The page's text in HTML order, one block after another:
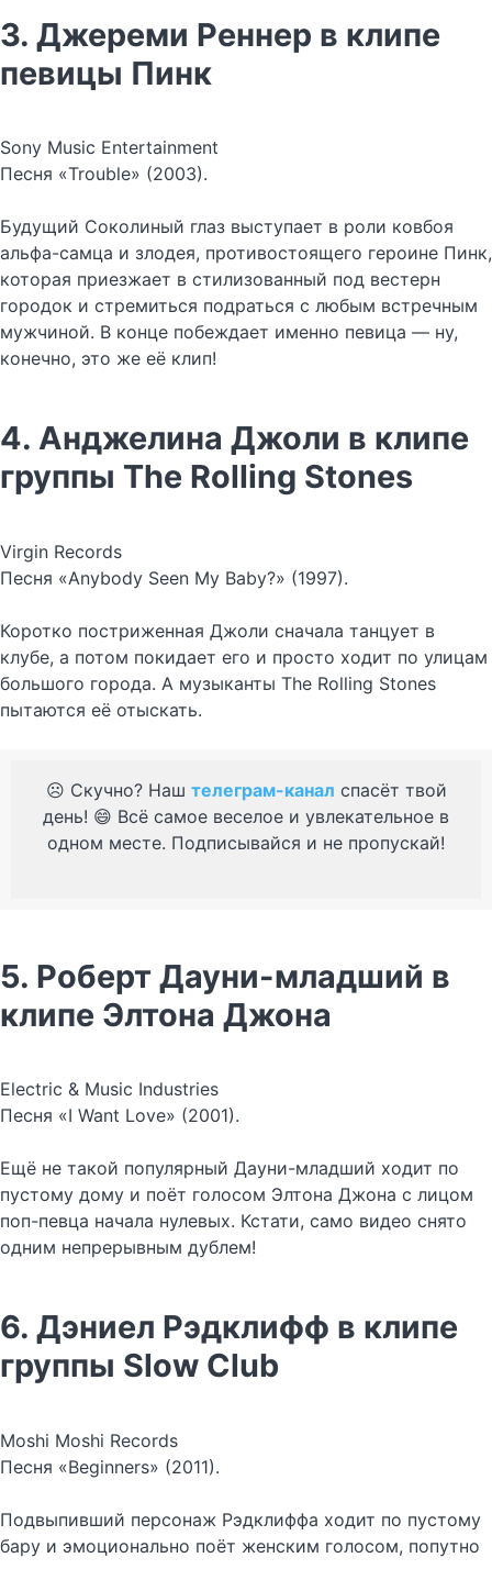
3. Джереми Реннер в клипе
певицы Пинк
Sony Music Entertainment
Песня «Trouble» (2003).
Будущий Соколиный глаз выступает в роли ковбоя
альфа-самца и злодея, противостоящего героине Пинк,
которая приезжает в стилизованный под вестерн
городок и стремиться подраться с любым встречным
мужчиной. В конце побеждает именно певица — ну,
конечно, это же её клип!
4. Анджелина Джоли в клипе
группы The Rolling Stones
Virgin Records
Песня «Anybody Seen My Baby?» (1997).
Коротко постриженная Джоли сначала танцует в
клубе, а потом покидает его и просто ходит по улицам
большого города. А музыканты The Rolling Stones
пытаются её отыскать.
☹️ Скучно? Наш телеграм-канал спасёт твой
день! 😄 Всё самое веселое и увлекательное в
одном месте. Подписывайся и не пропускай!
5. Роберт Дауни-младший в
клипе Элтона Джона
Electric & Music Industries
Песня «I Want Love» (2001).
Ещё не такой популярный Дауни-младший ходит по
пустому дому и поёт голосом Элтона Джона с лицом
поп-певца начала нулевых. Кстати, само видео снято
одним непрерывным дублем!
6. Дэниел Рэдклифф в клипе
группы Slow Club
Moshi Moshi Records
Песня «Beginners» (2011).
Подвыпивший персонаж Рэдклиффа ходит по пустому
бару и эмоционально поёт женским голосом, попутно